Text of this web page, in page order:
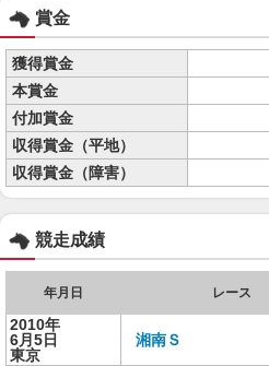
賞金
獲得賞金
本賞金
付加賞金
収得賞金（平地）
収得賞金（障害）
競走成績
年月日 レース
2010年
6月5日
東京
湘南Ｓ